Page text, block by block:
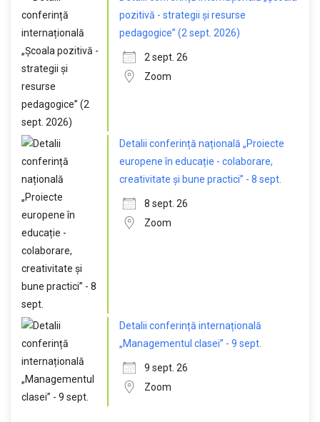
pozitivă - strategii și resurse
pedagogice” (2 sept. 2026)
2 sept. 26
Zoom
Detalii conferință națională „Proiecte
europene în educație - colaborare,
creativitate și bune practici” - 8 sept.
8 sept. 26
Zoom
Detalii conferință internațională
„Managementul clasei” - 9 sept.
9 sept. 26
Zoom